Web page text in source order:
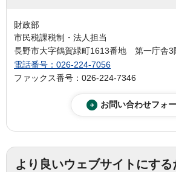
財政部
市民税課税制・法人担当
長野市大字鶴賀緑町1613番地 第一庁舎3
電話番号：026-224-7056
ファックス番号：026-224-7346
より良いウェブサイトにする